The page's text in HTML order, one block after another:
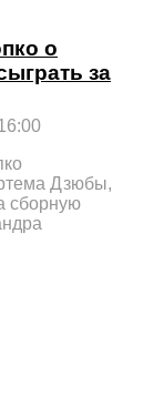
о
за
Дзюбы,
сборную